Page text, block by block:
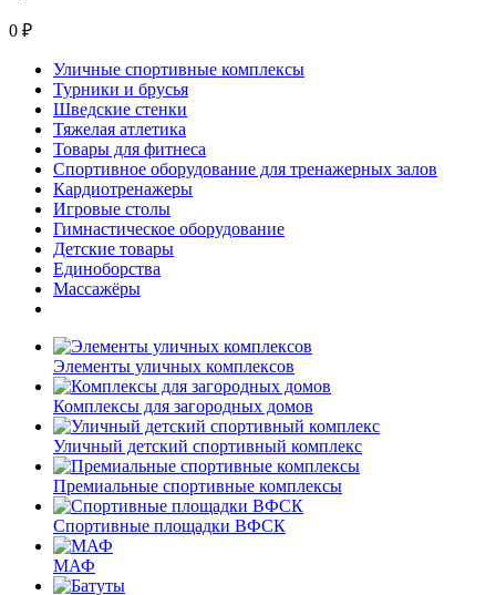
0 ₽
Уличные спортивные комплексы
Турники и брусья
Шведские стенки
Тяжелая атлетика
Товары для фитнеса
Спортивное оборудование для тренажерных залов
Кардиотренажеры
Игровые столы
Гимнастическое оборудование
Детские товары
Единоборства
Массажёры
Элементы уличных комплексов
Комплексы для загородных домов
Уличный детский спортивный комплекс
Премиальные спортивные комплексы
Спортивные площадки ВФСК
МАФ